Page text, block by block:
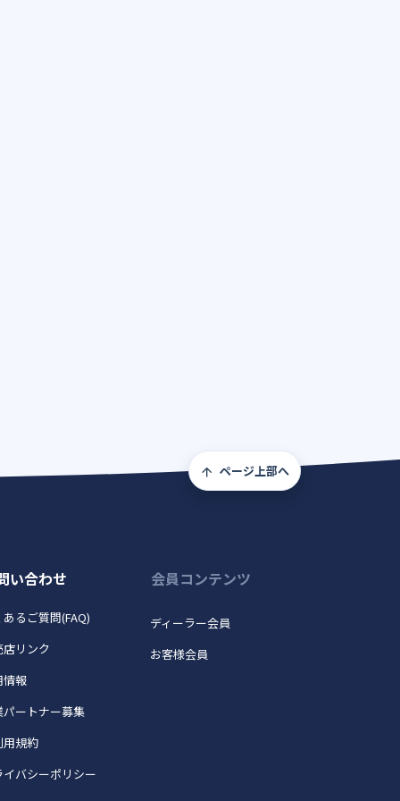
ページ上部へ
い合わせ
るご質問(FAQ)
店リンク
情報
パートナー募集
用規約
イバシーポリシー
会員コンテンツ
ディーラー会員
お客様会員